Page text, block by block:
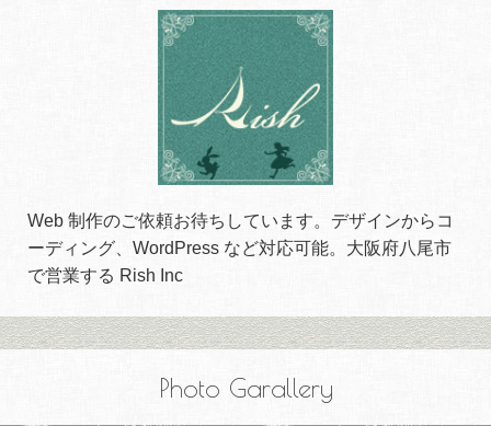
Web 制作のご依頼お待ちしています。デザインからコ
ーディング、WordPress など対応可能。大阪府八尾市
で営業する Rish Inc
Photo Garallery